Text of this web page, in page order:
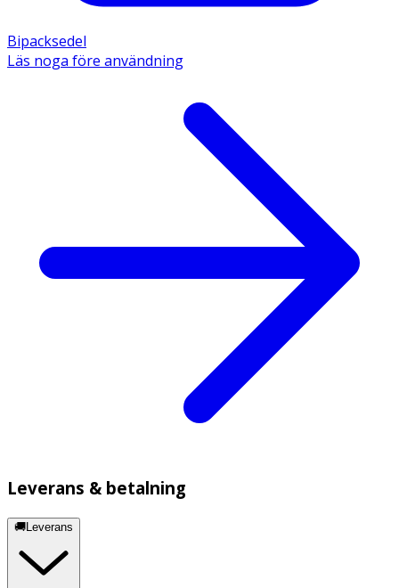
Bipacksedel
Läs noga före användning
Leverans & betalning
🚚Leverans